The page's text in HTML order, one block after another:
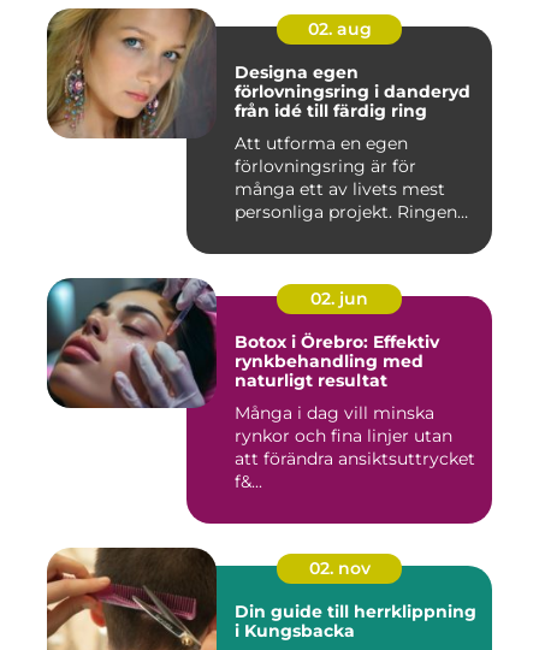
02. aug
Designa egen
förlovningsring i danderyd
från idé till färdig ring
Att utforma en egen
förlovningsring är för
många ett av livets mest
personliga projekt. Ringen
02. jun
Botox i Örebro: Effektiv
rynkbehandling med
naturligt resultat
Många i dag vill minska
rynkor och fina linjer utan
att förändra ansiktsuttrycket
f&...
02. nov
Din guide till herrklippning
i Kungsbacka